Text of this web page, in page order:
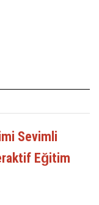
Sevimli
Eğitim